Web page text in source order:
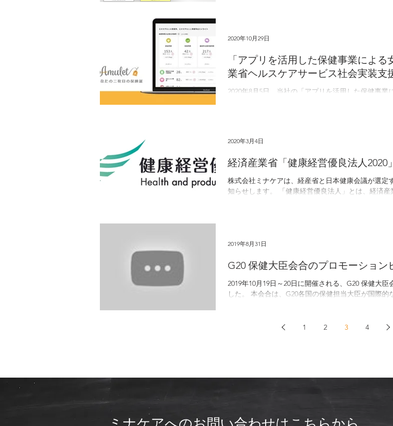
「アプリを活用した保健事業によ
業省ヘルスケアサービス社会実装支
2020年8月5日、当社の「アプリを活用した保健事
2020年10月29日
経済産業省「健康経営優良法人2020
株式会社ミナケアは、経産省と日本健康会議が選定
知らせします。 「健康経営優良法人」とは、経済
2020年3月4日
G20 保健大臣会合のプロモーション
2019年10月19日～20日に開催される、G20 保健大
した。 本会合は、G20各国の保健担当大臣が国際的な健康危機への対応など、国際保健に関する各種課題
2019年8月31日
1 2 3 4